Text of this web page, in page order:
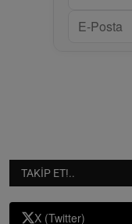
TAKIP ET!..
X (Twitter)